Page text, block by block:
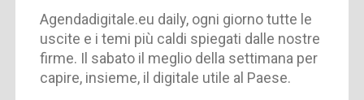
Agendadigitale.eu daily, ogni giorno tutte le
uscite e i temi più caldi spiegati dalle nostre
firme. Il sabato il meglio della settimana per
capire, insieme, il digitale utile al Paese.